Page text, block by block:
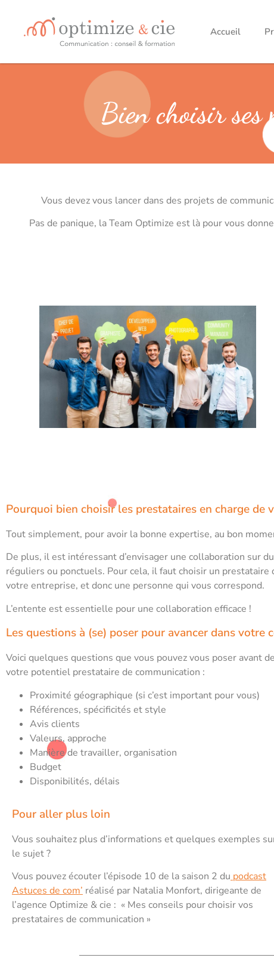
Accueil
Bien choisir ses
Vous devez vous lancer dans des projets de
Pas de panique, la Team Optimize est là pour vous
Pourquoi bien choisir les prestataires en charge de
Tout simplement, pour avoir la bonne expertise, au bon
De plus, il est intéressant d’envisager une collaboration sur
réguliers ou ponctuels. Pour cela, il faut choisir un
votre entreprise, et donc une personne qui vous correspond.
L’entente est essentielle pour une collaboration efficace !
Les questions à (se) poser pour avancer dans votre
Voici quelques questions que vous pouvez vous poser avant
votre potentiel prestataire de communication :
Proximité géographique (si c’est important pour vous)
Références, spécificités et style
Avis clients
Valeurs, approche
Manière de travailler, organisation
Budget
Disponibilités, délais
Pour aller plus loin
Vous souhaitez plus d’informations et quelques exemples
le sujet ?
Vous pouvez écouter l’épisode 10 de la saison 2 du podcast
Astuces de com’ réalisé par Natalia Monfort, dirigeante de
l’agence Optimize & cie : « Mes conseils pour choisir vos
prestataires de communication »